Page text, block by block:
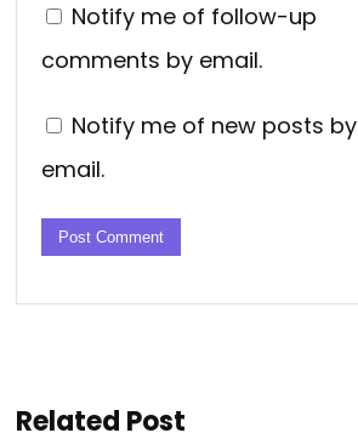
Notify me of follow-up
comments by email.
Notify me of new posts by
email.
Related Post